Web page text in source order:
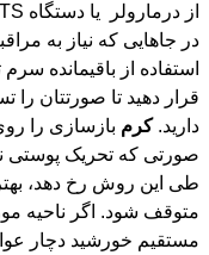
دارید.کرم بازسازی را
صورتی که تحریک
طی این روش رخ
متوقف شود. اگر
مستقیم خورشید
خود تماس بگیرید.
نواحی دارای